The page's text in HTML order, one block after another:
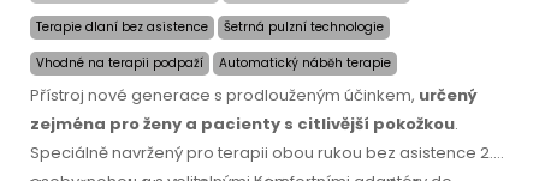
Terapie dlaní bez asistence
Šetrná pulzní technologie
Vhodné na terapii podpaží
Automatický náběh terapie
Přístroj nové generace s prodlouženým účinkem, určený
zejména pro ženy a pacienty s citlivější pokožkou.
Speciálně navržený pro terapii obou rukou bez asistence 2.